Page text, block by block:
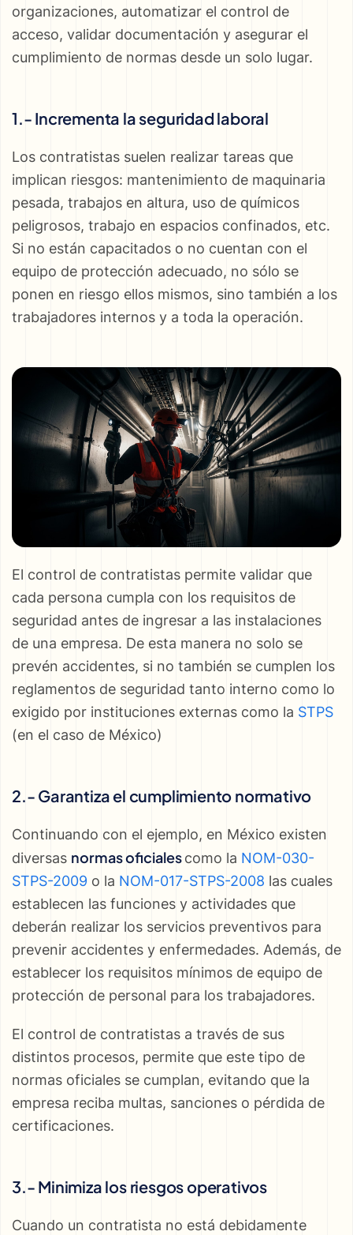
organizaciones, automatizar el control de
acceso, validar documentación y asegurar el
cumplimiento de normas desde un solo lugar.
1.- Incrementa la seguridad laboral
Los contratistas suelen realizar tareas que
implican riesgos: mantenimiento de maquinaria
pesada, trabajos en altura, uso de químicos
peligrosos, trabajo en espacios confinados, etc.
Si no están capacitados o no cuentan con el
equipo de protección adecuado, no sólo se
ponen en riesgo ellos mismos, sino también a los
trabajadores internos y a toda la operación.
El control de contratistas permite validar que
cada persona cumpla con los requisitos de
seguridad antes de ingresar a las instalaciones
de una empresa. De esta manera no solo se
prevén accidentes, si no también se cumplen los
reglamentos de seguridad tanto interno como lo
exigido por instituciones externas como la STPS
(en el caso de México)
2.- Garantiza el cumplimiento normativo
Continuando con el ejemplo, en México existen
diversas normas oficialescomo la NOM-030-
STPS-2009 o la NOM-017-STPS-2008 las cuales
establecen las funciones y actividades que
deberán realizar los servicios preventivos para
prevenir accidentes y enfermedades. Además, de
establecer los requisitos mínimos de equipo de
protección de personal para los trabajadores.
El control de contratistas a través de sus
distintos procesos, permite que este tipo de
normas oficiales se cumplan, evitando que la
empresa reciba multas, sanciones o pérdida de
certificaciones.
3.- Minimiza los riesgos operativos
Cuando un contratista no está debidamente